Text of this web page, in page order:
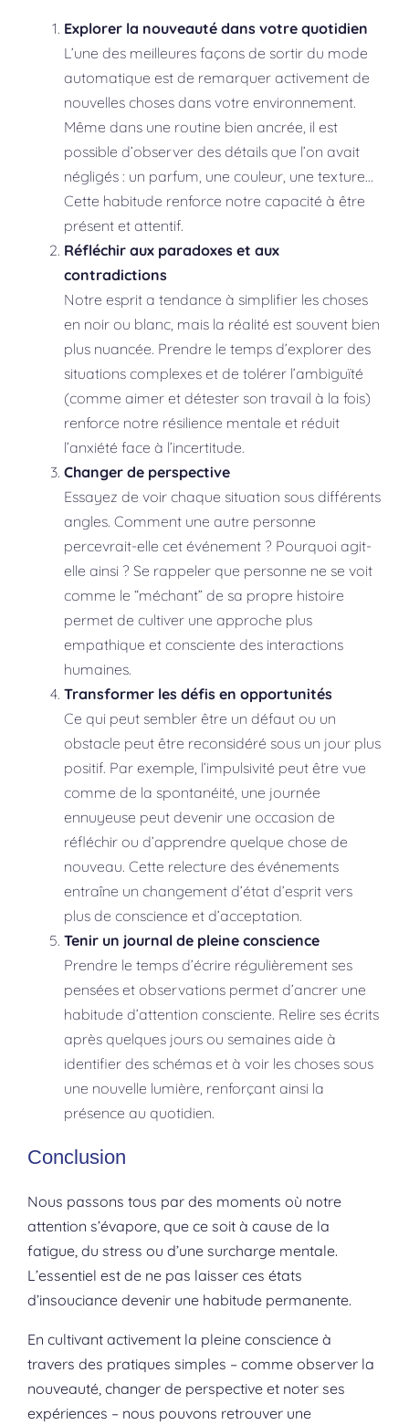
Explorer la nouveauté dans votre quotidien
L’une des meilleures façons de sortir du mode
automatique est de remarquer activement de
nouvelles choses dans votre environnement.
Même dans une routine bien ancrée, il est
possible d’observer des détails que l’on avait
négligés : un parfum, une couleur, une texture…
Cette habitude renforce notre capacité à être
présent et attentif.
Réfléchir aux paradoxes et aux
contradictions
Notre esprit a tendance à simplifier les choses
en noir ou blanc, mais la réalité est souvent bien
plus nuancée. Prendre le temps d’explorer des
situations complexes et de tolérer l’ambiguïté
(comme aimer et détester son travail à la fois)
renforce notre résilience mentale et réduit
l’anxiété face à l’incertitude.
Changer de perspective
Essayez de voir chaque situation sous différents
angles. Comment une autre personne
percevrait-elle cet événement ? Pourquoi agit-
elle ainsi ? Se rappeler que personne ne se voit
comme le “méchant” de sa propre histoire
permet de cultiver une approche plus
empathique et consciente des interactions
humaines.
Transformer les défis en opportunités
Ce qui peut sembler être un défaut ou un
obstacle peut être reconsidéré sous un jour plus
positif. Par exemple, l’impulsivité peut être vue
comme de la spontanéité, une journée
ennuyeuse peut devenir une occasion de
réfléchir ou d’apprendre quelque chose de
nouveau. Cette relecture des événements
entraîne un changement d’état d’esprit vers
plus de conscience et d’acceptation.
Tenir un journal de pleine conscience
Prendre le temps d’écrire régulièrement ses
pensées et observations permet d’ancrer une
habitude d’attention consciente. Relire ses écrits
après quelques jours ou semaines aide à
identifier des schémas et à voir les choses sous
une nouvelle lumière, renforçant ainsi la
présence au quotidien.
Conclusion
Nous passons tous par des moments où notre
attention s’évapore, que ce soit à cause de la
fatigue, du stress ou d’une surcharge mentale.
L’essentiel est de ne pas laisser ces états
d’insouciance devenir une habitude permanente.
En cultivant activement la pleine conscience à
travers des pratiques simples – comme observer la
nouveauté, changer de perspective et noter ses
expériences – nous pouvons retrouver une